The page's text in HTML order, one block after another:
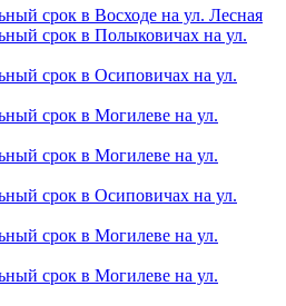
срок в Восходе на ул. Лесная
срок в Полыковичах на ул.
срок в Осиповичах на ул.
срок в Могилеве на ул.
срок в Могилеве на ул.
срок в Осиповичах на ул.
срок в Могилеве на ул.
срок в Могилеве на ул.